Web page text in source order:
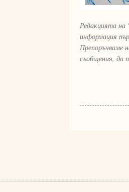
Редакцията на
информация
Препоръчваме
съобщения, да